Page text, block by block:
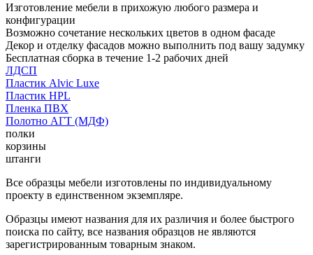
Изготовление мебели в прихожую любого размера и
конфигурации
Возможно сочетание нескольких цветов в одном фасаде
Декор и отделку фасадов можно выполнить под вашу задумку
Бесплатная сборка в течение 1-2 рабочих дней
ЛДСП
Пластик Alvic Luxe
Пластик HPL
Пленка ПВХ
Полотно АГТ (МДФ)
полки
корзины
штанги
Все образцы мебели изготовлены по индивидуальному
проекту в единственном экземпляре.
Образцы имеют названия для их различия и более быстрого
поиска по сайту, все названия образцов не являются
зарегистрированным товарным знаком.